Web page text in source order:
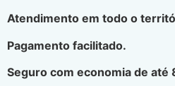
Atendimento em todo o
Pagamento facilitado.
Seguro com economia de até